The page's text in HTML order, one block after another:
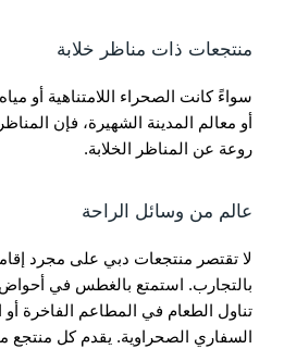
منتجعات ذات مناظر خلابة
سواءً كانت الصحراء اللامتناهية أو
أو معالم المدينة الشهيرة، فإن
روعة عن المناظر الخلابة.
عالم من وسائل الراحة
لا تقتصر منتجعات دبي على مجرد
بالتجارب. استمتع بالغطس في أحواض
تناول الطعام في المطاعم الفاخرة
السفاري الصحراوية. يقدم كل